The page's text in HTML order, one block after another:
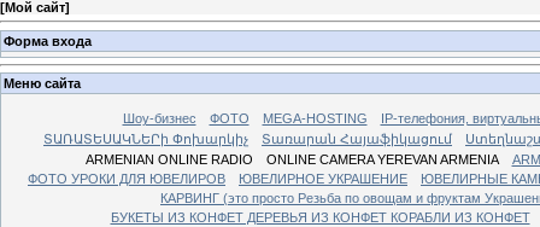
[Мой сайт]
Форма входа
Меню сайта
Шоу-бизнес ФОТО MEGA-HOSTING
IP-телефония,
ՏԱՌԱՏԵՍԱԿՆԵՐի Փոխարկիչ
Տառարան Հայաֆիկացում
ARMENIAN ONLINE RADIO
ONLINE CAMERA YEREVAN ARMENIA
ФОТО УРОКИ ДЛЯ ЮВЕЛИРОВ
ЮВЕЛИРНОЕ УКРАШЕНИЕ
ЮВЕЛИРНЫЕ
КАРВИНГ (это просто Резьба по овощам и фруктам
БУКЕТЫ ИЗ КОНФЕТ ДЕРЕВЬЯ ИЗ КОНФЕТ КОРАБЛИ ИЗ КОНФЕТ